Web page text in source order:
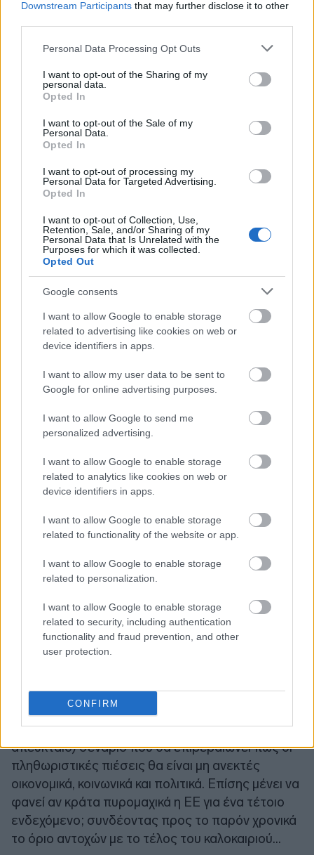
Downstream Participants that may further disclose it to other
Please note that this website/app uses one or more Google
not limited to your visit or usage behaviour. You may click to
grant or deny consent to Google and its third-party tags to
use your data for below specified purposes in below Google
consent section.
Personal Data Processing Opt Outs
I want to opt-out of the Sharing of my
personal data.
Opted In
I want to opt-out of the Sale of my
Personal Data.
Opted In
I want to opt-out of processing my
Personal Data for Targeted Advertising.
Opted In
I want to opt-out of Collection, Use,
Retention, Sale, and/or Sharing of my
Personal Data that Is Unrelated with the
Purposes for which it was collected.
Opted Out
Google consents
I want to allow Google to enable storage
related to advertising like cookies on web or
device identifiers in apps.
I want to allow my user data to be sent to
Google for online advertising purposes.
I want to allow Google to send me
personalized advertising.
I want to allow Google to enable storage
related to analytics like cookies on web or
device identifiers in apps.
I want to allow Google to enable storage
related to functionality of the website or app.
I want to allow Google to enable storage
related to personalization.
I want to allow Google to enable storage
related to security, including authentication
functionality and fraud prevention, and other
user protection.
CONFIRM
* Αλλά και αν το μεταφέρεις, μπορείς να κάνεις
μόνο δαπάνες για «πρασίνισμα» από κρατικό
χρηματοδοτήσεις με εθνικό χρήμα κινήσεις για
ηλεκτροκίνηση, για ενεργειακές αναβαθμίσεις και
για κάθε δράση που μειώνει τα ορυκτά καύσιμα.
Μόνο που όλες αυτές οι δυνατότητες είναι για το
«μετά» και όχι για το «τώρα»: δηλαδή για τη
πληθωριστική κρίση και για τα μέτρα στήριξης που
έχει ανάγκη η ελληνική οικονομία και κοινωνία.
Επίσης, τώρα που τελειώνει το ΤΑΑ υπάρχουν
επιδοτήσεις της ΕΕ (δωρεάν κοινοτικό χρήμα)
που είχε προβλεφθεί για τέτοιες «πράσινες»
δράσεις και η κρατική μηχανή παλεύει να τις
απορροφήσει. Που να χωρέσουν και άλλες….
Η παγίδα
Υπάρχει και μία 3η παράμετρος: αν αυτή είναι η
αντίδραση της ΕΕ, τότε μήπως στην πράξη η
ανακοίνωση της «περιορισμένης ευελιξίας»
σημαίνει πως δεν υπάρχει τίποτα άλλο στο
Δηλαδή, μένει να φανεί αν με την κίνηση αυτή
αναγγελθεί μία πιο «καθαρή» και ξεχωριστή
ρήτρα διαφυγής. Μία ρήτρα που θα επιτρέπει
μέτρα στήριξης σαν κι αυτά της προηγούμενης
ενεργειακής κρίσης για τα νοικοκυριά και για τις
επιχειρήσεις, μέτρα που θα συνδέονται με τα
ορυκτά καύσιμα (ντίζελ, βενζίνη) αλλά και με το
κόστος ζωής.
εβδομάδες έχει προφανώςπολύ μεγάλη σημασία
Παραμένει ερώτημα αν μπορεί η στάση της ΕΕ να
αλλάξει (και πάλι) σε ένα πολύ κακό (και
απευκταίο) σενάριο που θα επιβεβαιώνει πως οι
πληθωριστικές πιέσεις θα είναι μη ανεκτές
οικονομικά, κοινωνικά και πολιτικά. Επίσης μένει να
φανεί αν κράτα πυρομαχικά η ΕΕ για ένα τέτοιο
ενδεχόμενο; συνδέοντας προς το παρόν χρονικά
το όριο αντοχών με το τέλος του καλοκαιριού...